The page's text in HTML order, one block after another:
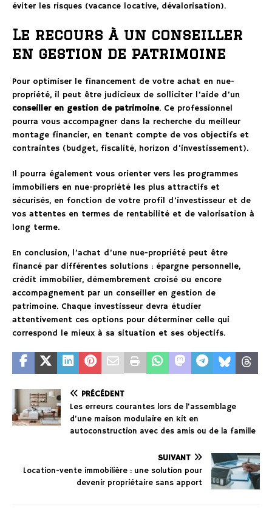
éviter les risques (vacance locative, dévalorisation).
Le recours à un conseiller
en gestion de patrimoine
Pour optimiser le financement de votre achat en nue-
propriété, il peut être judicieux de solliciter l’aide d’un
conseiller en gestion de patrimoine. Ce professionnel
pourra vous accompagner dans la recherche du meilleur
montage financier, en tenant compte de vos objectifs et
contraintes (budget, fiscalité, horizon d’investissement).
Il pourra également vous orienter vers les programmes
immobiliers en nue-propriété les plus attractifs et
sécurisés, en fonction de votre profil d’investisseur et de
vos attentes en termes de rentabilité et de valorisation à
long terme.
En conclusion, l’achat d’une nue-propriété peut être
financé par différentes solutions : épargne personnelle,
crédit immobilier, démembrement croisé ou encore
accompagnement par un conseiller en gestion de
patrimoine. Chaque investisseur devra étudier
attentivement ces options pour déterminer celle qui
correspond le mieux à sa situation et ses objectifs.
PRÉCÉDENT
Les erreurs courantes lors de l’assemblage
d’une maison modulaire en kit en
autoconstruction avec des amis ou de la famille
SUIVANT
Location-vente immobilière : une solution pour
devenir propriétaire sans apport